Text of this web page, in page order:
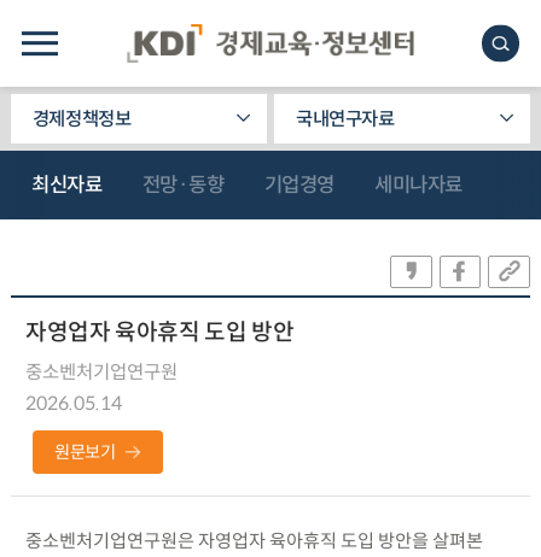
경제정책정보 국내연구자료
최신자료 전망·동향 기업경영 세미나자료
자영업자 육아휴직 도입 방안
중소벤처기업연구원
2026.05.14
원문보기
중소벤처기업연구원은 자영업자 육아휴직 도입 방안을 살펴본